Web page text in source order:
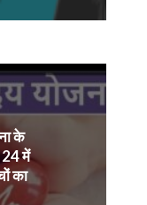
के
24 में
का